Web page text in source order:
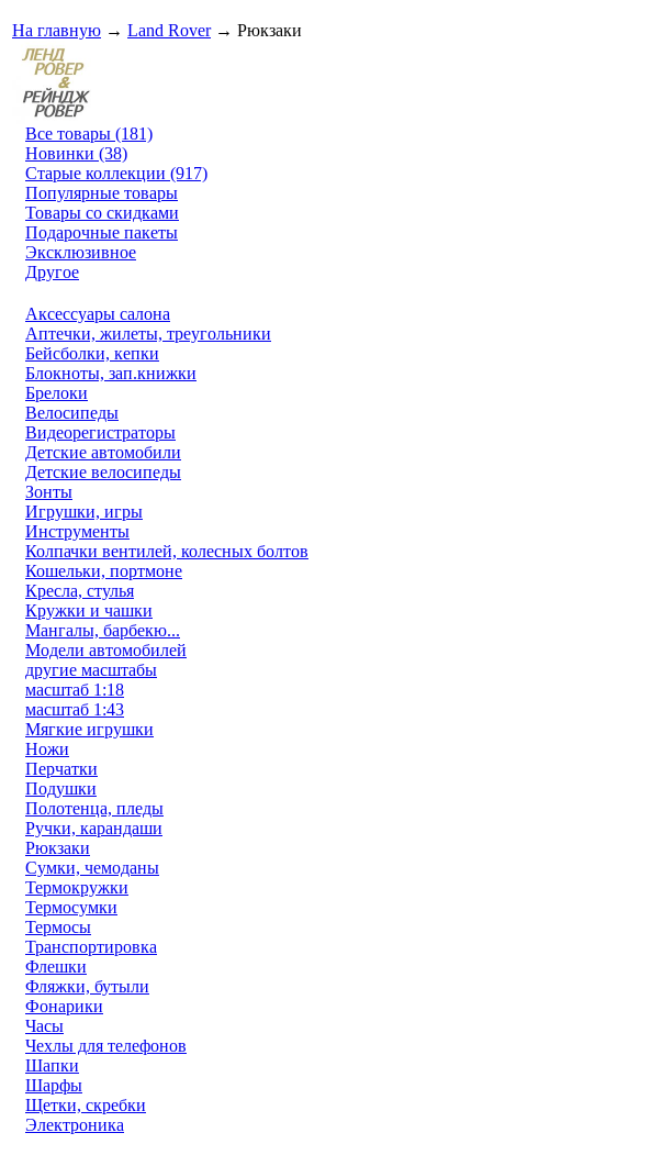
На главную → Land Rover→ Рюкзаки
Все товары (181)
Новинки (38)
Старые коллекции (917)
Популярные товары
Товары со скидками
Подарочные пакеты
Эксклюзивное
Другое
Аксессуары салона
Аптечки, жилеты, треугольники
Бейсболки, кепки
Блокноты, зап.книжки
Брелоки
Велосипеды
Видеорегистраторы
Детские автомобили
Детские велосипеды
Зонты
Игрушки, игры
Инструменты
Колпачки вентилей, колесных болтов
Кошельки, портмоне
Кресла, стулья
Кружки и чашки
Мангалы, барбекю...
Модели автомобилей
другие масштабы
масштаб 1:18
масштаб 1:43
Мягкие игрушки
Ножи
Перчатки
Подушки
Полотенца, пледы
Ручки, карандаши
Рюкзаки
Сумки, чемоданы
Термокружки
Термосумки
Термосы
Транспортировка
Флешки
Фляжки, бутыли
Фонарики
Часы
Чехлы для телефонов
Шапки
Шарфы
Щетки, скребки
Электроника